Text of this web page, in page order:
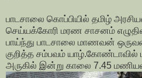
பாடசாலை கொப்பியில் தமிழ்
செய்யக்கோரி மரண சாசனம்
பாய்ந்து பாடசாலை மாணவன்
குறித்த சம்பவம் யாழ்.கோண்டாவில்
அருகில் இன்று காலை 7.45